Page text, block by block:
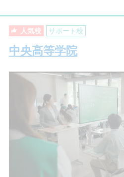
人気校 サポート校
中央高等学院